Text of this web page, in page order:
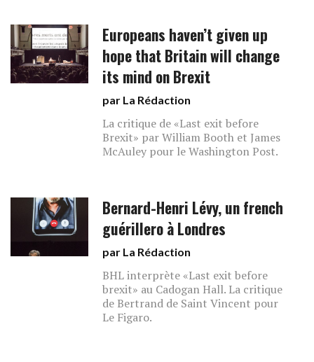
Europeans haven’t given up
hope that Britain will change
its mind on Brexit
par La Rédaction
La critique de «Last exit before
Brexit» par William Booth et James
McAuley pour le Washington Post.
Bernard-Henri Lévy, un french
guérillero à Londres
par La Rédaction
BHL interprète «Last exit before
brexit» au Cadogan Hall. La critique
de Bertrand de Saint Vincent pour
Le Figaro.